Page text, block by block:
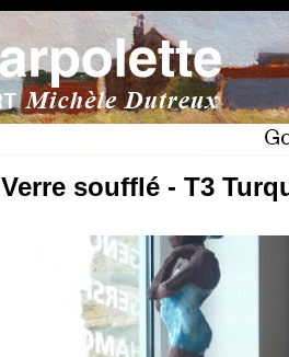
Verre soufflé - T3